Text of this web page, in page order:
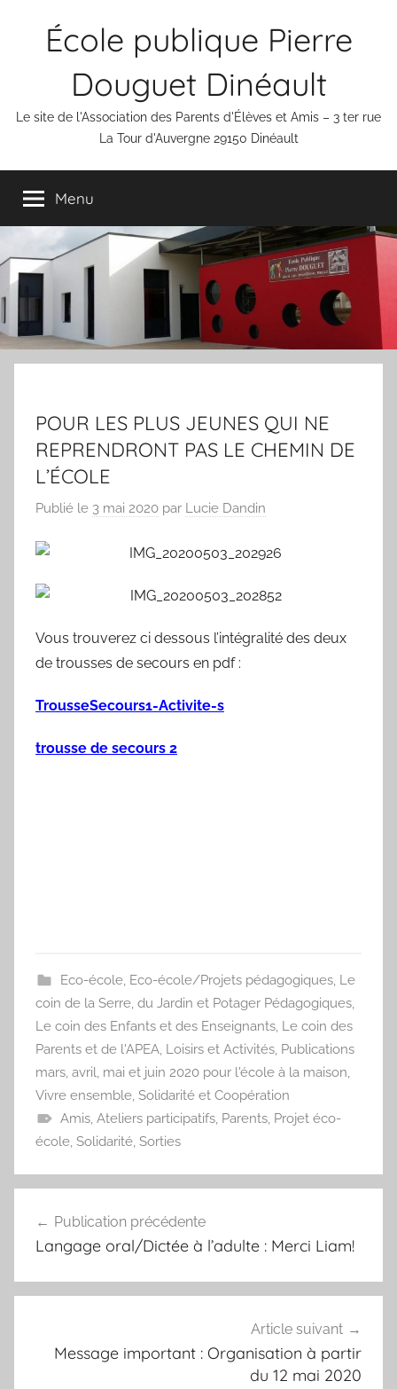
École publique Pierre
Douguet Dinéault
Le site de l'Association des Parents d'Élèves et Amis – 3 ter rue
La Tour d'Auvergne 29150 Dinéault
Menu
POUR LES PLUS JEUNES QUI NE
REPRENDRONT PAS LE CHEMIN DE
L’ÉCOLE
Publié le 3 mai 2020 par Lucie Dandin
Vous trouverez ci dessous l’intégralité des deux
de trousses de secours en pdf :
TrousseSecours1-Activite-s
trousse de secours 2
Eco-école, Eco-école/Projets pédagogiques, Le
coin de la Serre, du Jardin et Potager Pédagogiques,
Le coin des Enfants et des Enseignants, Le coin des
Parents et de l'APEA, Loisirs et Activités, Publications
mars, avril, mai et juin 2020 pour l'école à la maison,
Vivre ensemble, Solidarité et Coopération
Amis, Ateliers participatifs, Parents, Projet éco-
école, Solidarité, Sorties
de
Publication précédente
Langage oral/Dictée à l’adulte : Merci Liam!
Article suivant
Message important : Organisation à partir
du 12 mai 2020